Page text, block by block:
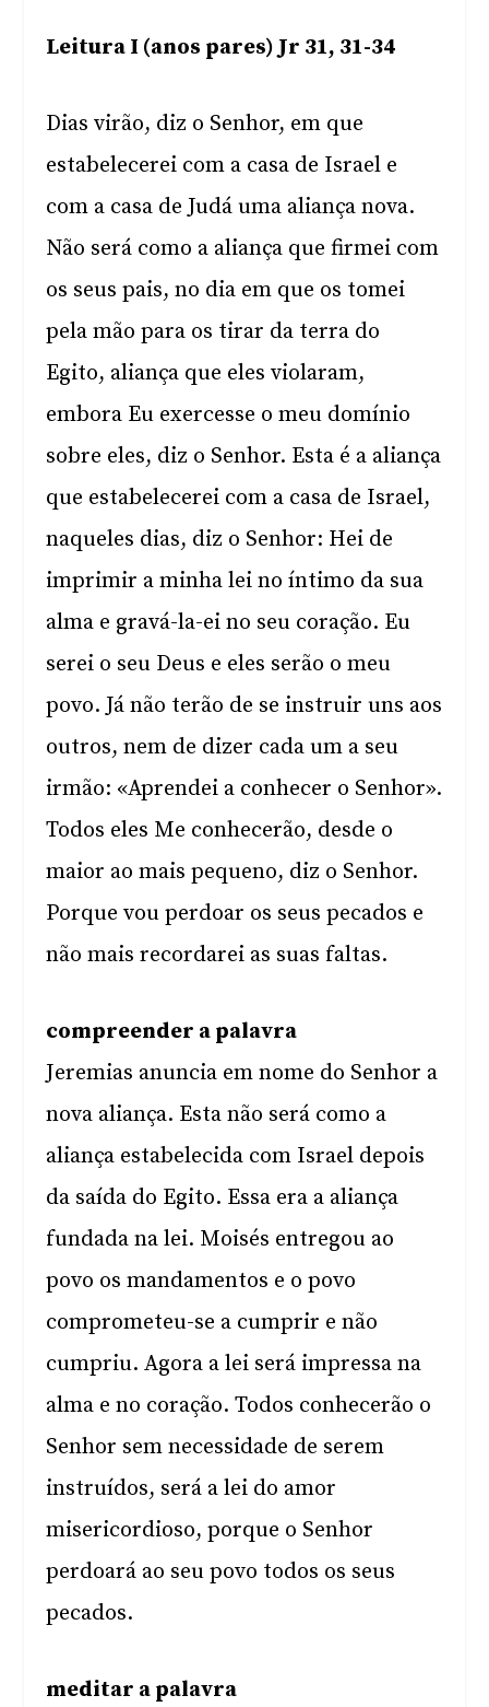
Leitura I (anos pares) Jr 31, 31-34
Dias virão, diz o Senhor, em que
estabelecerei com a casa de Israel e
com a casa de Judá uma aliança nova.
Não será como a aliança que firmei com
os seus pais, no dia em que os tomei
pela mão para os tirar da terra do
Egito, aliança que eles violaram,
embora Eu exercesse o meu domínio
sobre eles, diz o Senhor. Esta é a aliança
que estabelecerei com a casa de Israel,
naqueles dias, diz o Senhor: Hei de
imprimir a minha lei no íntimo da sua
alma e gravá-la-ei no seu coração. Eu
serei o seu Deus e eles serão o meu
povo. Já não terão de se instruir uns aos
outros, nem de dizer cada um a seu
irmão: «Aprendei a conhecer o Senhor».
Todos eles Me conhecerão, desde o
maior ao mais pequeno, diz o Senhor.
Porque vou perdoar os seus pecados e
não mais recordarei as suas faltas.
compreender a palavra
Jeremias anuncia em nome do Senhor a
nova aliança. Esta não será como a
aliança estabelecida com Israel depois
da saída do Egito. Essa era a aliança
fundada na lei. Moisés entregou ao
povo os mandamentos e o povo
comprometeu-se a cumprir e não
cumpriu. Agora a lei será impressa na
alma e no coração. Todos conhecerão o
Senhor sem necessidade de serem
instruídos, será a lei do amor
misericordioso, porque o Senhor
perdoará ao seu povo todos os seus
pecados.
meditar a palavra